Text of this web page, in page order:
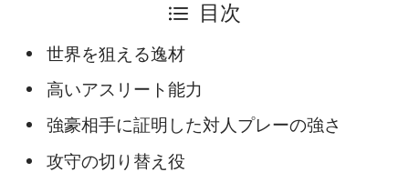
目次
世界を狙える逸材
高いアスリート能力
強豪相手に証明した対人プレーの強さ
攻守の切り替え役